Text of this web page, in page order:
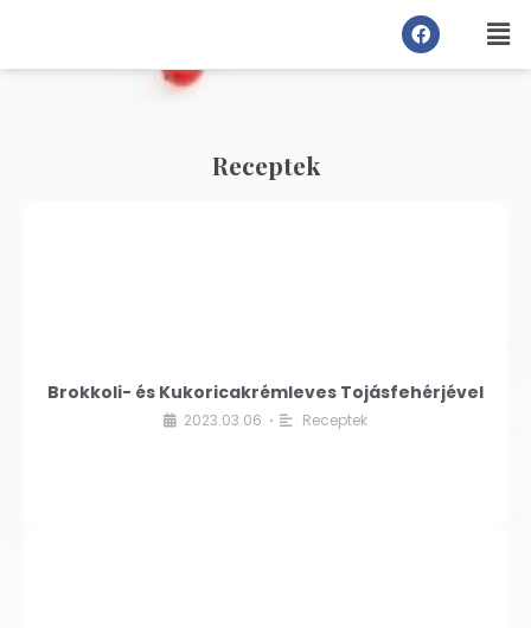
Receptek
Brokkoli- és Kukoricakrémleves Tojásfehérjével
2023.03.06. • Receptek